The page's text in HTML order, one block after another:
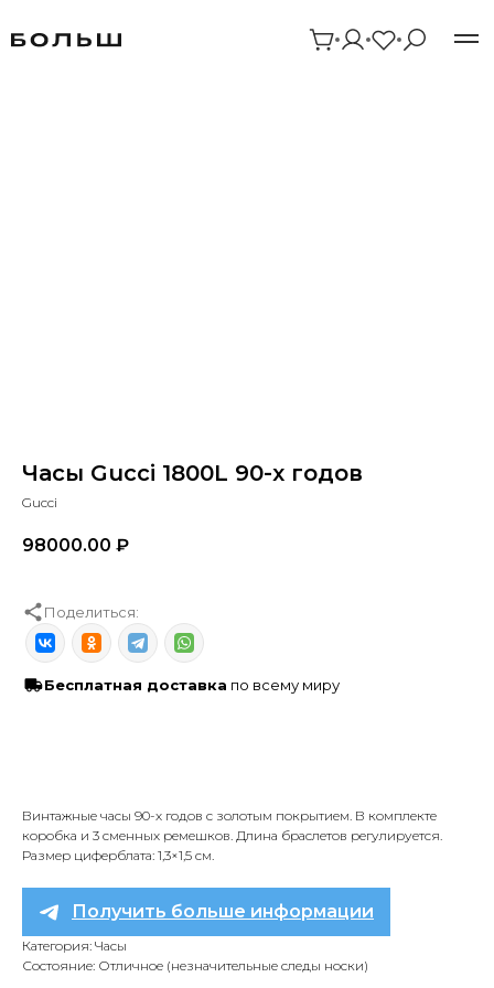
Часы Gucci 1800L 90-х годов
Gucci
98000.00 ₽
Поделиться:
Бесплатная доставка по всему миру
Винтажные часы 90-х годов с золотым покрытием. В комплекте
коробка и 3 сменных ремешков. Длина браслетов регулируется.
Размер циферблата: 1,3×1,5 см.
Получить больше информации
Категория: Часы
Состояние: Отличное (незначительные следы носки)